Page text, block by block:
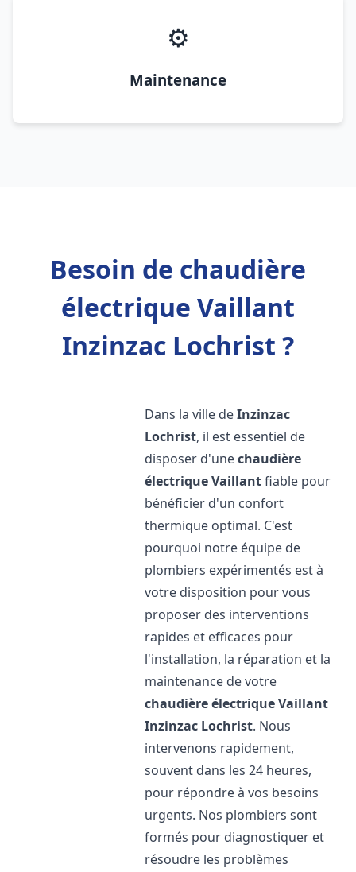
⚙️
Maintenance
Besoin de chaudière
électrique Vaillant
Inzinzac Lochrist ?
Dans la ville deInzinzac
Lochrist, il est essentiel de
disposer d'unechaudière
électrique Vaillantfiable pour
bénéficier d'un confort
thermique optimal. C'est
pourquoi notre équipe de
plombiers expérimentés est à
votre disposition pour vous
proposer des interventions
rapides et efficaces pour
l'installation, la réparation et la
maintenance de votre
chaudière électrique Vaillant
Inzinzac Lochrist. Nous
intervenons rapidement,
souvent dans les 24 heures,
pour répondre à vos besoins
urgents. Nos plombiers sont
formés pour diagnostiquer et
résoudre les problèmes